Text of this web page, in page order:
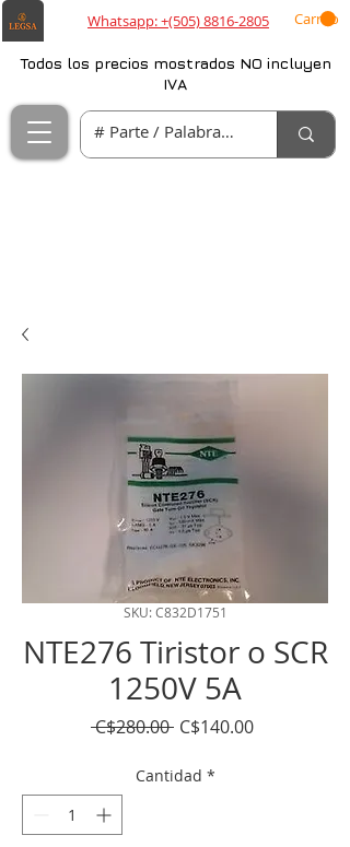
Whatsapp: +(505) 8816-2805 Carrito
Todos los precios mostrados NO incluyen
IVA
SKU: C832D1751
NTE276 Tiristor o SCR
1250V 5A
C$280.00 Precio
C$140.00Precio
Cantidad *